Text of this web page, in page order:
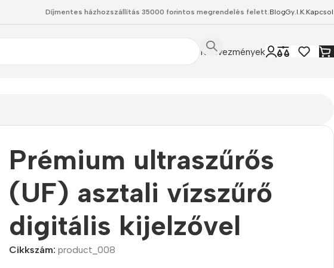
Díjmentes házhozszállítás 35000 forintos megrendelés felett.BlogGy.I.K.
Kedvezmények
Prémium ultraszűrős
(UF) asztali vízszűrő
digitális kijelzővel
Cikkszám:product_008